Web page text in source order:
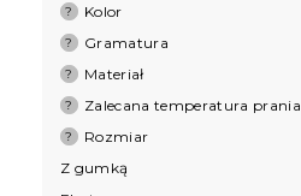
? Kolor
? Gramatura
? Materiał
? Zalecana temperatura prania
? Rozmiar
Z gumką